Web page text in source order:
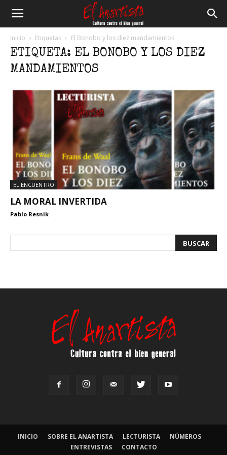
Inicio Etiquetas El Bonobo y los diez mandamientos
ETIQUETA: EL BONOBO Y LOS DIEZ
MANDAMIENTOS
EL ENCUENTRO
LA MORAL INVERTIDA
Pablo Resnik
INICIO SOBRE EL ANARTISTA LECTURISTA
NÚMEROS
ENTREVISTAS
CONTACTO